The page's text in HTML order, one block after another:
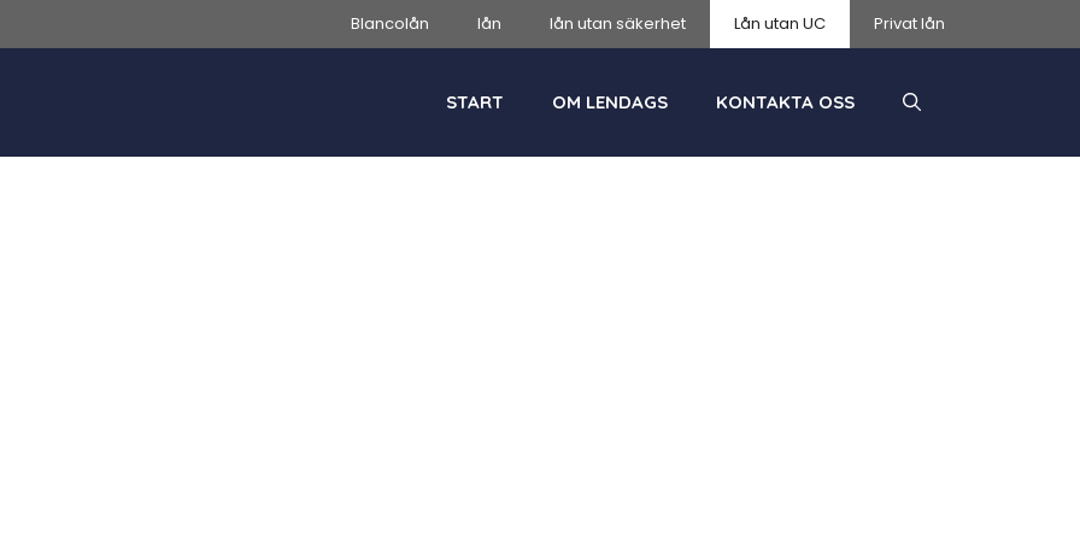
Blancolån lån lån utan säkerhet Lån utan UC Privat lån
START OM LENDAGS KONTAKTA OSS